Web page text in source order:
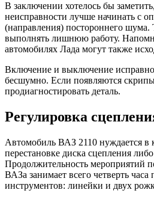
В заключении хотелось бы
неисправности лучше начинать с
(направления) постороннего шума.
выполнять лишнюю работу.
автомобилях Лада могут также
Включение и выключение
бесшумно. Если появляются
продиагностировать деталь.
Регулировка
Автомобиль ВАЗ 2110 нуждается в
перестановке диска сцепления
Продолжительность мероприятий
ВАЗа занимает всего четверть
инструментов: линейки и двух